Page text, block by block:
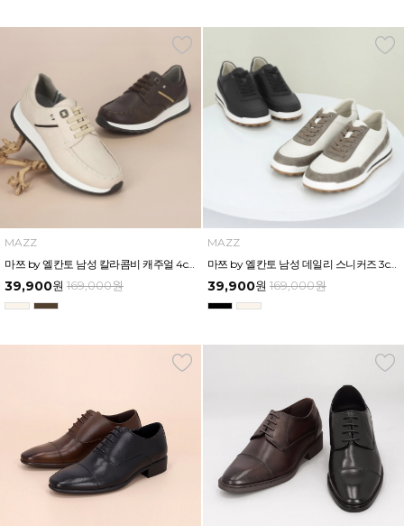
MAZZ
마쯔 by 엘칸토 남성 칼라콤비 캐주얼 4cm LCMC59M513
39,900원 169,000원
MAZZ
마쯔 by 엘칸토 남성 데일리 스니커즈 3cm LCMS00M539
39,900원 169,000원